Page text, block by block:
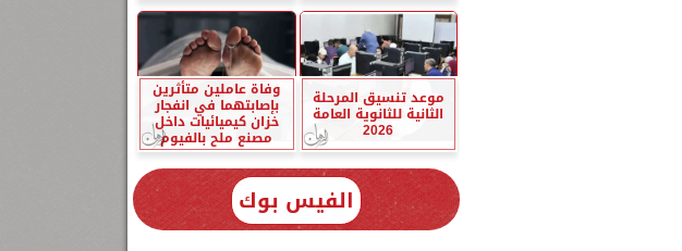
موعد تنسيق المرحلة
الثانية للثانوية العامة
2026
وفاة عاملين متأثرين
بإصابتهما في انفجار
خزان كيميائيات داخل
مصنع ملح بالفيوم
الفيس بوك